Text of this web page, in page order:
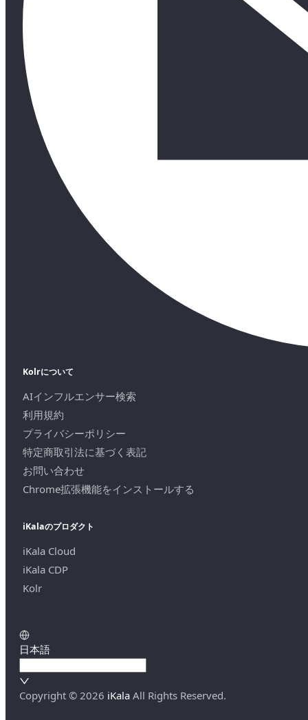
Kolrについて
AIインフルエンサー検索
利用規約
プライバシーポリシー
特定商取引法に基づく表記
お問い合わせ
Chrome拡張機能をインストールする
iKalaのプロダクト
iKala Cloud
iKala CDP
Kolr
日本語
Copyright © 2026 iKala All Rights Reserved.